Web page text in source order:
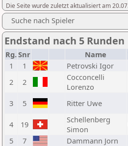
Die Seite wurde zuletzt aktualisiert am
Suche nach Spieler
Endstand nach 5 Runden
Rg.Snr Name
1
1 Petrovski Igor
2
2
Cocconcelli
Lorenzo
3 5 Ritter Uwe
4
19
Schellenberg
Simon
5
7 Dammann Jorn